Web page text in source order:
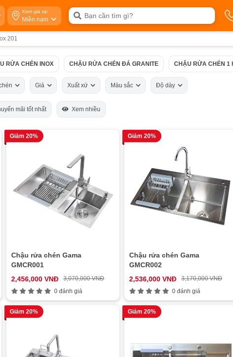
Xem giá tại
Miền nam
201
RỬA CHÉN INOX CHẬU RỬA CHÉN ĐÁ GRANITE CHẬU RỬA CHÉN 1
Giá Xuất xứ Màu sắc Độ dày
mãi tốt nhất Xem nhiều
Giảm 20%
Chậu rửa chén Gama
GMCR001
2,456,000 VNĐ
3,070,000 VNĐ
0 đánh giá
Giảm 20%
Chậu rửa chén Gama
GMCR002
2,536,000 VNĐ
3,170,000 VNĐ
0 đánh giá
Giảm 20% Giảm 20%